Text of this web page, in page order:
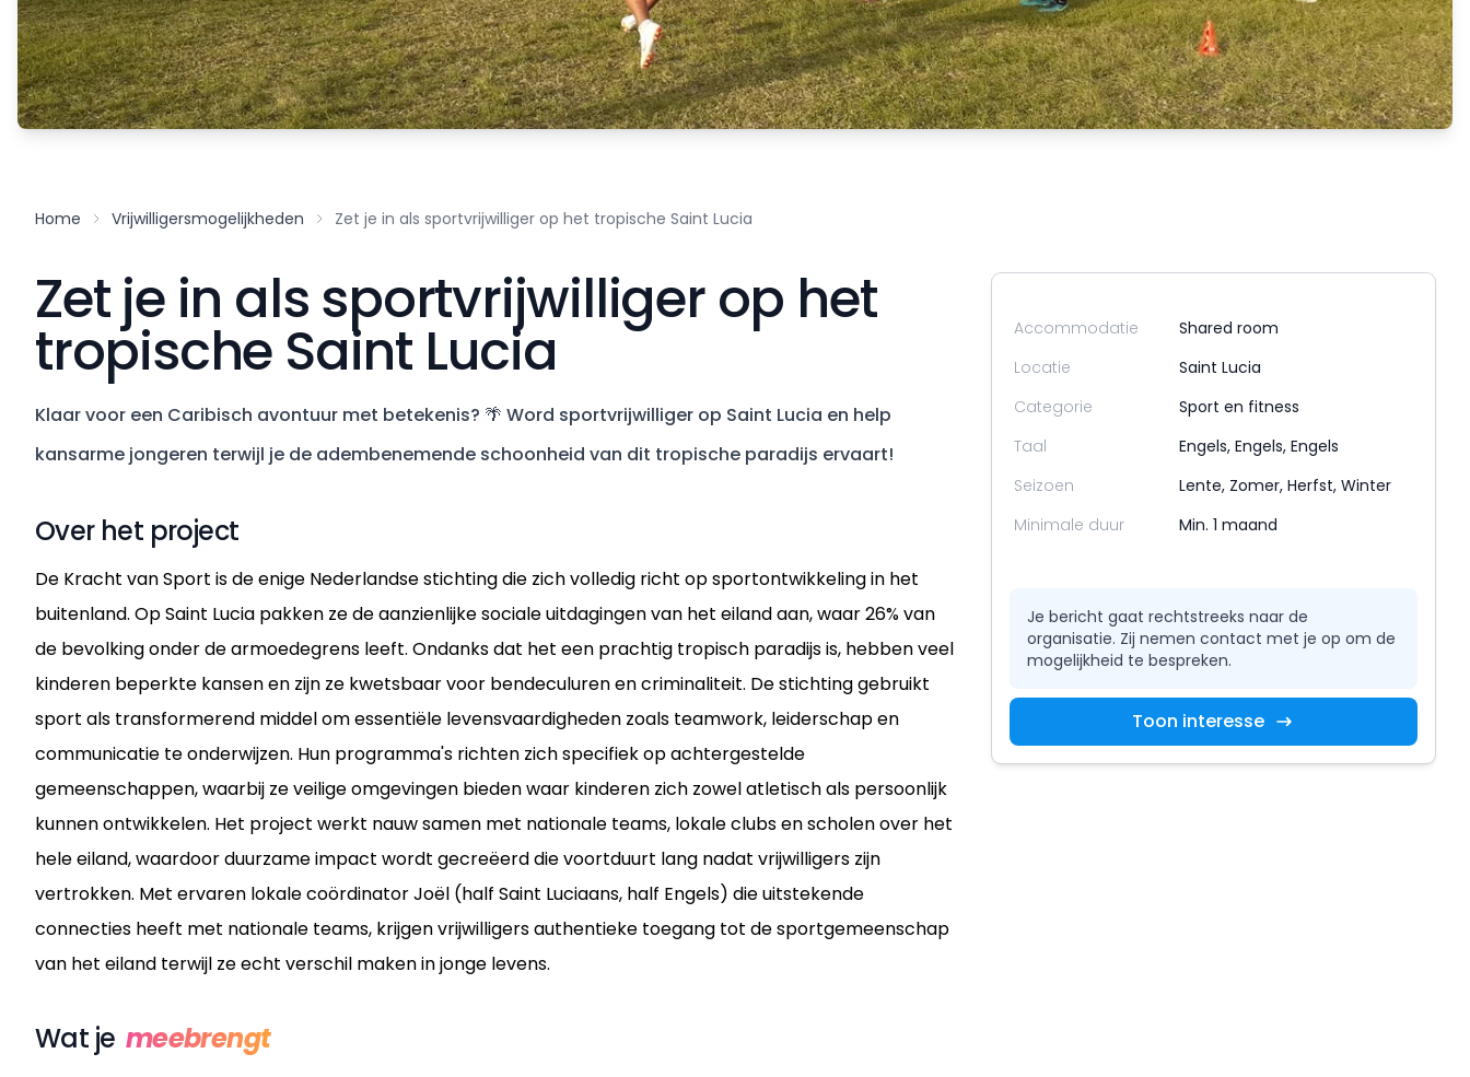
Home Vrijwilligersmogelijkheden Zet je in als sportvrijwilliger op het tropische Saint Lucia
Zet je in als sportvrijwilliger op het
tropische Saint Lucia
Klaar voor een Caribisch avontuur met betekenis? 🌴 Word sportvrijwilliger op Saint Lucia en help
kansarme jongeren terwijl je de adembenemende schoonheid van dit tropische paradijs ervaart!
Over het project
De Kracht van Sport is de enige Nederlandse stichting die zich volledig richt op sportontwikkeling in het
buitenland. Op Saint Lucia pakken ze de aanzienlijke sociale uitdagingen van het eiland aan, waar 26% van
de bevolking onder de armoedegrens leeft. Ondanks dat het een prachtig tropisch paradijs is, hebben veel
kinderen beperkte kansen en zijn ze kwetsbaar voor bendeculuren en criminaliteit. De stichting gebruikt
sport als transformerend middel om essentiële levensvaardigheden zoals teamwork, leiderschap en
communicatie te onderwijzen. Hun programma's richten zich specifiek op achtergestelde
gemeenschappen, waarbij ze veilige omgevingen bieden waar kinderen zich zowel atletisch als persoonlijk
kunnen ontwikkelen. Het project werkt nauw samen met nationale teams, lokale clubs en scholen over het
hele eiland, waardoor duurzame impact wordt gecreëerd die voortduurt lang nadat vrijwilligers zijn
vertrokken. Met ervaren lokale coördinator Joël (half Saint Luciaans, half Engels) die uitstekende
connecties heeft met nationale teams, krijgen vrijwilligers authentieke toegang tot de sportgemeenschap
van het eiland terwijl ze echt verschil maken in jonge levens.
Wat je meebrengt
Accommodatie
Shared room
Locatie
Saint Lucia
Categorie
Sport en fitness
Taal
Engels, Engels, Engels
Seizoen
Lente, Zomer, Herfst, Winter
Minimale duur
Min. 1 maand
Je bericht gaat rechtstreeks naar de
organisatie. Zij nemen contact met je op om de
mogelijkheid te bespreken.
Toon interesse